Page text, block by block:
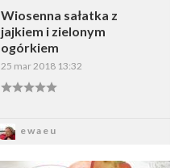
Wiosenna sałatka z
jajkiem i zielonym
ogórkiem
25 mar 2018 13:32
ewaeu